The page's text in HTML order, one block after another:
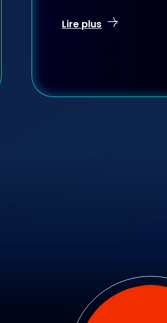
Lire plus